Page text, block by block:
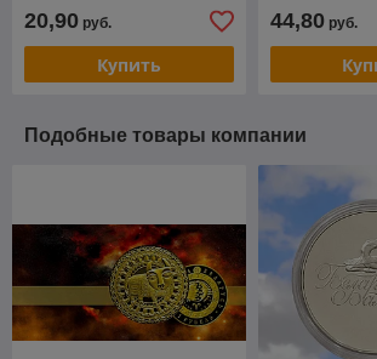
20,90 руб.
Купить
44,80руб.
Подобные товары компании